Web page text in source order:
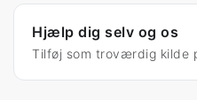
Hjælp dig selv og os
Tilføj som troværdig kilde